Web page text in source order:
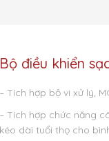
Bộ điều khiển
– Tích hợp bộ vi xử lý,
– Tích hợp chức năng
kéo dài tuổi thọ cho